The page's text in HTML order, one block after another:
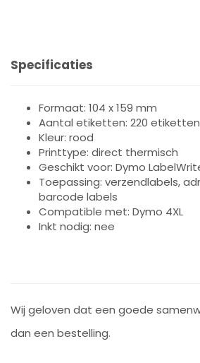
Specificaties
Formaat: 104 x 159 mm
Aantal etiketten: 220
Kleur: rood
Printtype: direct thermisch
Geschikt voor: Dymo
Toepassing: verzendlabels,
barcode labels
Compatible met: Dymo 4XL
Inkt nodig: nee
Wij geloven dat een goede
dan een bestelling.